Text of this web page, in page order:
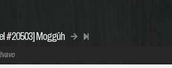
#20503] Moggûh